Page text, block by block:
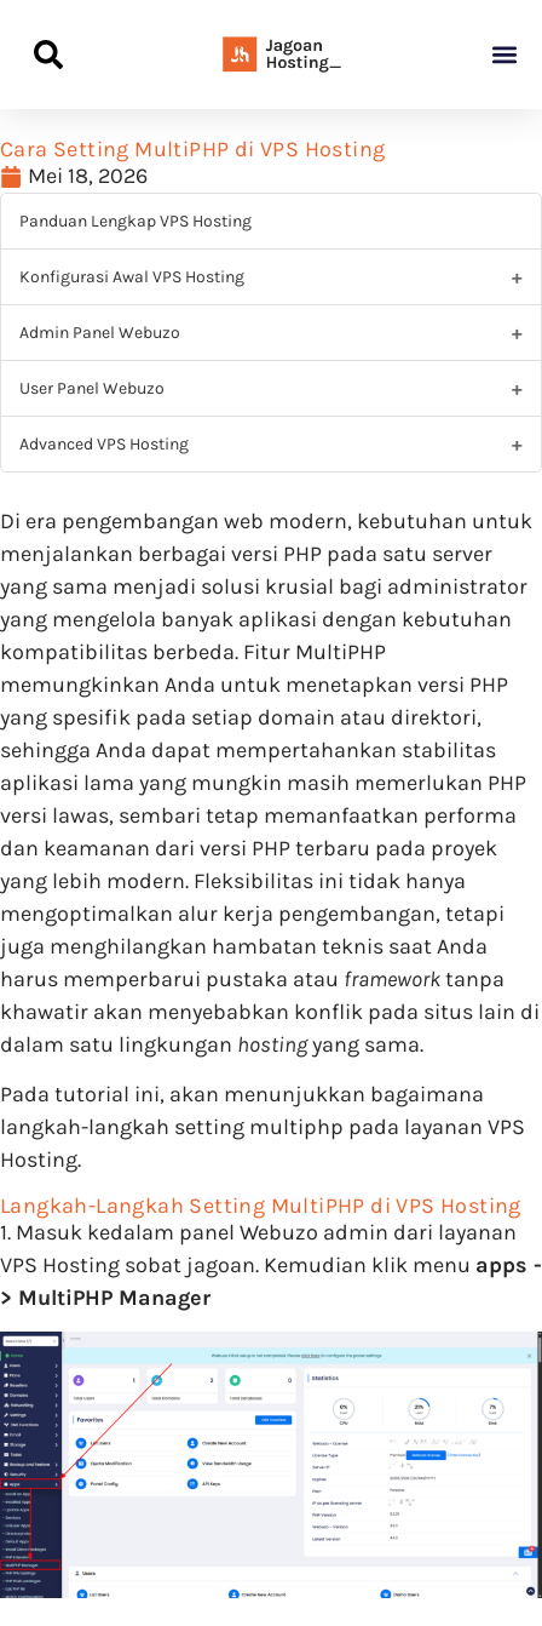
Cara Setting MultiPHP di VPS Hosting
Mei 18, 2026
Panduan Lengkap VPS Hosting
Konfigurasi Awal VPS Hosting
Admin Panel Webuzo
User Panel Webuzo
Advanced VPS Hosting
Di era pengembangan web modern, kebutuhan untuk
menjalankan berbagai versi PHP pada satu server
yang sama menjadi solusi krusial bagi administrator
yang mengelola banyak aplikasi dengan kebutuhan
kompatibilitas berbeda. Fitur MultiPHP
memungkinkan Anda untuk menetapkan versi PHP
yang spesifik pada setiap domain atau direktori,
sehingga Anda dapat mempertahankan stabilitas
aplikasi lama yang mungkin masih memerlukan PHP
versi lawas, sembari tetap memanfaatkan performa
dan keamanan dari versi PHP terbaru pada proyek
yang lebih modern. Fleksibilitas ini tidak hanya
mengoptimalkan alur kerja pengembangan,tetapi
juga menghilangkan hambatan teknis saat Anda
harus memperbarui pustaka atau frameworktanpa
khawatir akan menyebabkan konflik pada situs lain di
dalam satu lingkungan hostingyang sama.
Pada tutorial ini, akan menunjukkan bagaimana
langkah-langkah setting multiphp pada layanan VPS
Hosting.
Langkah-Langkah Setting MultiPHP di VPS Hosting
1. Masuk kedalam panel Webuzo admin dari layanan
VPS Hosting sobat jagoan. Kemudian klik menu apps -
> MultiPHP Manager